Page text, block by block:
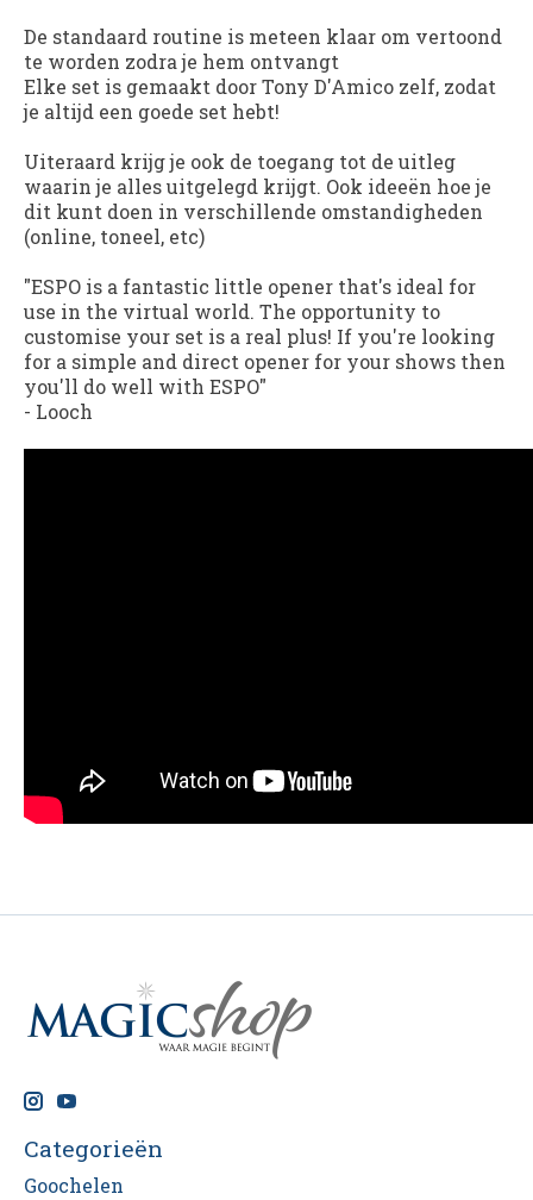
De standaard routine is meteen klaar om vertoond
te worden zodra je hem ontvangt
Elke set is gemaakt door Tony D'Amico zelf, zodat
je altijd een goede set hebt!
Uiteraard krijg je ook de toegang tot de uitleg
waarin je alles uitgelegd krijgt. Ook ideeën hoe je
dit kunt doen in verschillende omstandigheden
(online, toneel, etc)
"ESPO is a fantastic little opener that's ideal for
use in the virtual world. The opportunity to
customise your set is a real plus! If you're looking
for a simple and direct opener for your shows then
you'll do well with ESPO"
- Looch
Categorieën
Goochelen